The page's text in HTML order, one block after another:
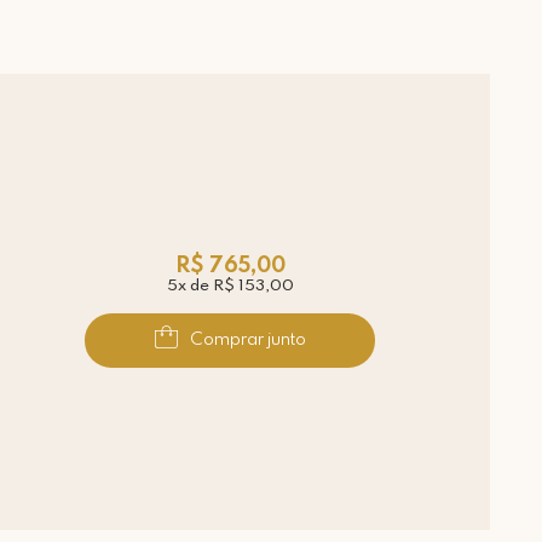
R$ 765,00
5x de R$ 153,00
Comprar junto